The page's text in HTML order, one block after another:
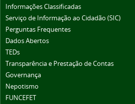
Informações Classificadas
Serviço de Informação ao Cidadão (SIC)
Perguntas Frequentes
Dados Abertos
TEDs
Transparência e Prestação de Contas
Governança
Nepotismo
FUNCEFET